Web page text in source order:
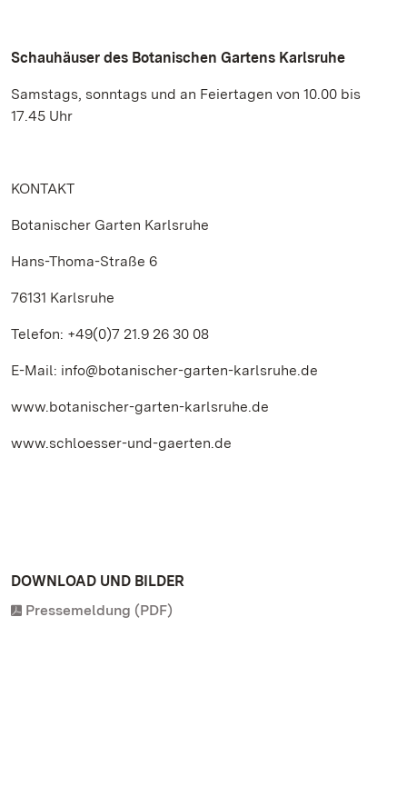
Schauhäuser des Botanischen Gartens Karlsruhe
Samstags, sonntags und an Feiertagen von 10.00 bis
17.45 Uhr
KONTAKT
Botanischer Garten Karlsruhe
Hans-Thoma-Straße 6
76131 Karlsruhe
Telefon: +49(0)7 21.9 26 30 08
E-Mail: info@botanischer-garten-karlsruhe.de
www.botanischer-garten-karlsruhe.de
www.schloesser-und-gaerten.de
DOWNLOAD UND BILDER
Pressemeldung (PDF)